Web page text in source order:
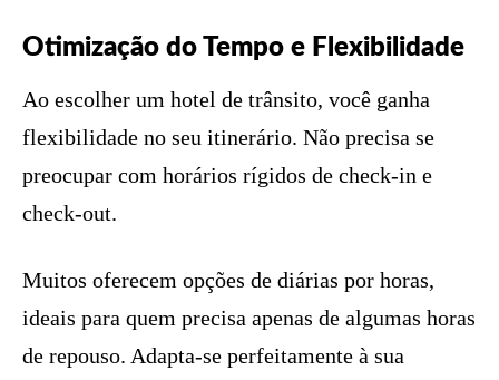
Otimização do Tempo e Flexibilidade
Ao escolher um hotel de trânsito, você ganha
flexibilidade no seu itinerário. Não precisa se
preocupar com horários rígidos de check-in e
check-out.
Muitos oferecem opções de diárias por horas,
ideais para quem precisa apenas de algumas horas
de repouso. Adapta-se perfeitamente à sua